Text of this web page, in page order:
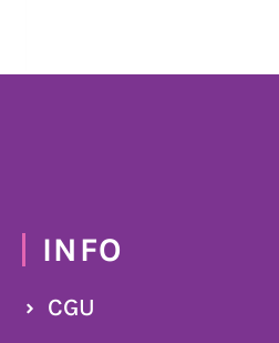
INFO
CGU